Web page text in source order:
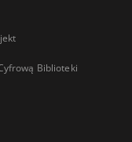
Biblioteki